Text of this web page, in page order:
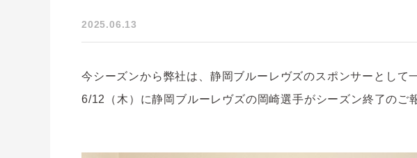
2025.06.13
今シーズンから弊社は、静岡ブルーレヴズのスポンサーとして
6/12（木）に静岡ブルーレヴズの岡崎選手がシーズン終了のご